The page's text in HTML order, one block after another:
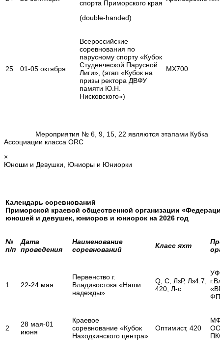
спорта Приморского края
(double-handed)
25 01-05 октября
Всероссийские
соревнования по
парусному спорту «Кубок
Студенческой Парусной
Лиги», (этап «Кубок на
призы ректора ДВФУ
памяти Ю.Н.
Нисковского»)
MX700
Мероприятия № 6, 9, 15, 22 являются этапами Кубка
Ассоциации класса ORC
×
Юноши и Девушки, Юниоры и Юниорки
Календарь соревнований
Приморской краевой общественной организации
юношей и девушек, юниоров и юниорок на 2026 год
№
п/п
Дата
проведения
Наименование
соревнований
Класс яхт
1 22-24 мая
Первенство г.
Владивостока «Наши
надежды»
Q, С, ЛзР, Лз4.7,
420, Л-с
2
28 мая-01
июня
Краевое
соревнование «Кубок
Находкинского центра»
Оптимист, 420